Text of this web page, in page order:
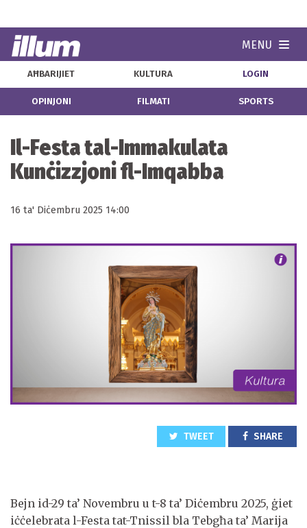
MENU
AĦBARIJIET KULTURA LOGIN
OPINJONI FILMATI SPORTS
Il-Festa tal-Immakulata
Kunċizzjoni fl-Imqabba
16 ta' Diċembru 2025 14:00
TWEET SHARE
Bejn id-29 ta’ Novembru u t-8 ta’ Diċembru 2025, ġiet
iċċelebrata l-Festa tat-Tnissil bla Tebgħa ta’ Marija